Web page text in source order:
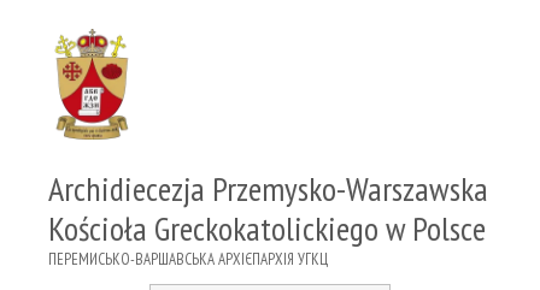
Archidiecezja Przemysko-Warszawska
Kościoła Greckokatolickiego w Polsce
ПЕРЕМИСЬКО-ВАРШАВСЬКА АРХІЄПАРХІЯ УГКЦ